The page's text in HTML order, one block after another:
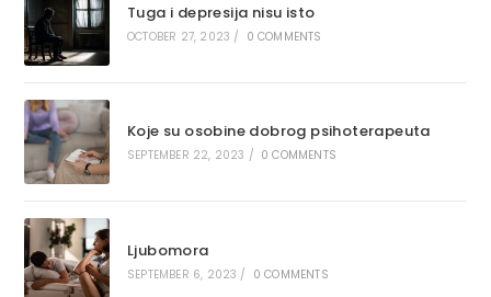
Tuga i depresija nisu isto
OCTOBER 27, 2023 / 0 COMMENTS
Koje su osobine dobrog psihoterapeuta
SEPTEMBER 22, 2023 / 0 COMMENTS
Ljubomora
SEPTEMBER 6, 2023 / 0 COMMENTS